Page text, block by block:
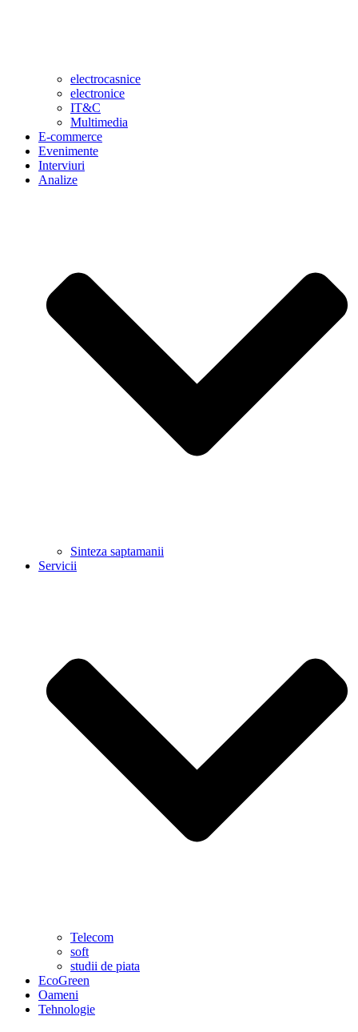
electrocasnice
electronice
IT&C
Multimedia
E-commerce
Evenimente
Interviuri
Analize
Sinteza saptamanii
Servicii
Telecom
soft
studii de piata
EcoGreen
Oameni
Tehnologie